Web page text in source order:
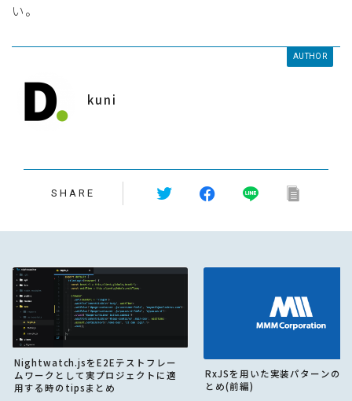
い。
AUTHOR
kuni
SHARE
Nightwatch.jsをE2Eテストフレー
ムワークとして実プロジェクトに適
用する時のtipsまとめ
RxJSを用いた実装パターンの
とめ(前編)